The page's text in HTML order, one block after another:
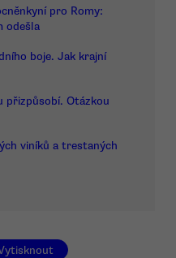
pro Romy:
odešla
boje. Jak krajní
přizpůsobí. Otázkou
viníků a trestaných